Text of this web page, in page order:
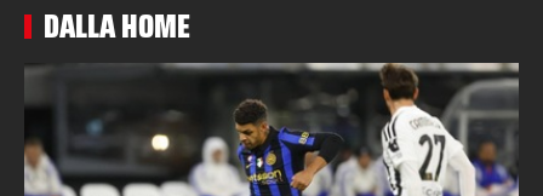
DALLA HOME